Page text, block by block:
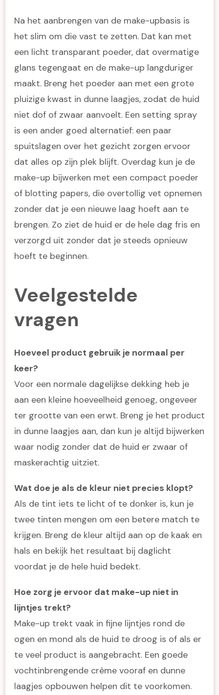
Na het aanbrengen van de make-upbasis is
het slim om die vast te zetten. Dat kan met
een licht transparant poeder, dat overmatige
glans tegengaat en de make-up langduriger
maakt. Breng het poeder aan met een grote
pluizige kwast in dunne laagjes, zodat de huid
niet dof of zwaar aanvoelt. Een setting spray
is een ander goed alternatief: een paar
spuitslagen over het gezicht zorgen ervoor
dat alles op zijn plek blijft. Overdag kun je de
make-up bijwerken met een compact poeder
of blotting papers, die overtollig vet opnemen
zonder dat je een nieuwe laag hoeft aan te
brengen. Zo ziet de huid er de hele dag fris en
verzorgd uit zonder dat je steeds opnieuw
hoeft te beginnen.
Veelgestelde
vragen
Hoeveel product gebruik je normaal per
keer?
Voor een normale dagelijkse dekking heb je
aan een kleine hoeveelheid genoeg, ongeveer
ter grootte van een erwt. Breng je het product
in dunne laagjes aan, dan kun je altijd bijwerken
waar nodig zonder dat de huid er zwaar of
maskerachtig uitziet.
Wat doe je als de kleur niet precies klopt?
Als de tint iets te licht of te donker is, kun je
twee tinten mengen om een betere match te
krijgen. Breng de kleur altijd aan op de kaak en
hals en bekijk het resultaat bij daglicht
voordat je de hele huid bedekt.
Hoe zorg je ervoor dat make-up niet in
lijntjes trekt?
Make-up trekt vaak in fijne lijntjes rond de
ogen en mond als de huid te droog is of als er
te veel product is aangebracht. Een goede
vochtinbrengende crème vooraf en dunne
laagjes opbouwen helpen dit te voorkomen.